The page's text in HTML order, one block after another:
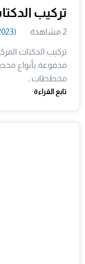
تركيب
2 مشاهدة (6/13/2023)
تركيب الدكتات
مدفوعة بأنواع
مخططات…
تابع القراءة